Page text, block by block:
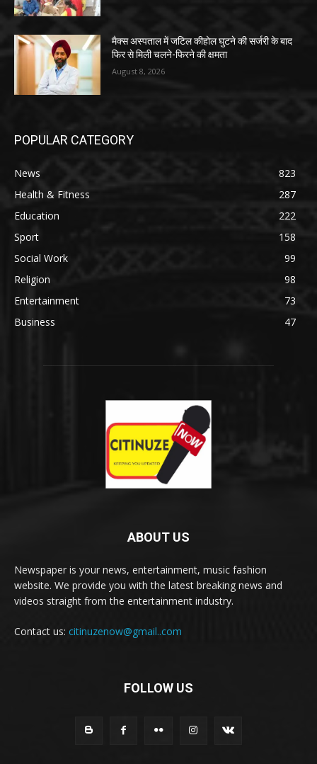
मैक्स अस्पताल में जटिल कीहोल घुटने की सर्जरी के बाद
फिर से मिली चलने-फिरने की क्षमता
August 8, 2026
POPULAR CATEGORY
News
823
Health & Fitness
287
Education
222
Sport
158
Social Work
99
Religion
98
Entertainment
73
Business
47
ABOUT US
Newspaper is your news, entertainment, music fashion
website. We provide you with the latest breaking news and
videos straight from the entertainment industry.
Contact us: citinuzenow@gmail..com
FOLLOW US